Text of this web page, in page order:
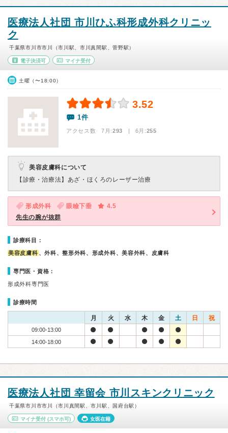
医療法人社団 市川ひふ科形成外科クリニッ
ク
千葉県市川市市川（市川駅、市川真間駅、菅野駅）
電子決済可 マイナ受付
土曜（〜18:00）
3.52
1件
アクセス数 7月:293 | 6月:255
美容皮膚科について
【診療・治療法】 あざ・ほくろのレーザー治療
形成外科 眼瞼下垂
4.5
先生の腕が抜群
診療科目：
美容皮膚科 、外科、整形外科、形成外科、美容外科、皮膚科
専門医・資格：
形成外科専門医
診療時間
月 火 水 木 金 土 日 祝
09:00-13:00
14:00-18:00
医療法人社団 幸留会 市川スキンクリニック
千葉県市川市市川（市川真間駅、市川駅、国府台駅）
マイナ受付 (スマホ可) 女医在籍